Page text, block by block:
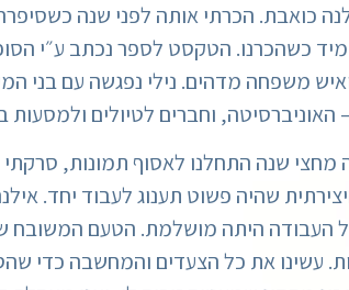
ב-2018 והשאיר את אילנה כואבת. הכרתי אותה
כשהכרנו. הטקסט לספר נכתב ע״י
משפחה מדהים. נילי נפגשה עם בני
וחברים לטיולים ולמסעות
שנה התחלנו לאסוף תמונות,
שהיה פשוט תענוג לעבוד יחד.
העבודה היתה מושלמת. הטעם המשובח
עשינו את כל הצעדים והמחשבה כדי